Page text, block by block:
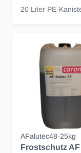
20 Liter PE-
AFalutec48-25kg
Frostschutz